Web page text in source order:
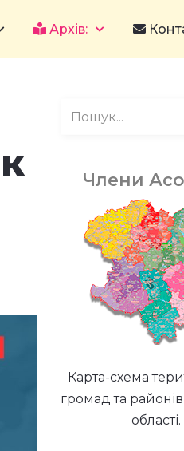
Архів:
Члени
Карта-схема
громад та районів
області.